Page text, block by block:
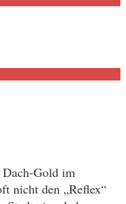
Gold im
nicht den „Reflex“